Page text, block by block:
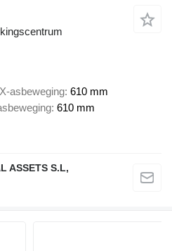
X-asbeweging 610 mm
610 mm
ASSETS S.L,